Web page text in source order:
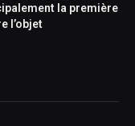
la première
l’objet